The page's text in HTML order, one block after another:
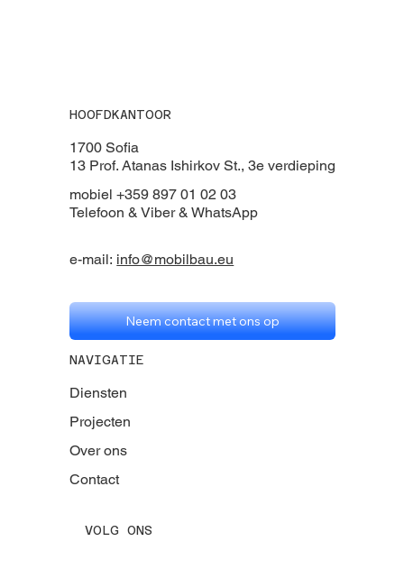
HOOFDKANTOOR
1700 Sofia
13 Prof. Atanas Ishirkov St., 3e verdieping
mobiel +359 897 01 02 03
Telefoon & Viber & WhatsApp
e-mail: info@mobilbau.eu
Neem contact met ons op
NAVIGATIE
Diensten
Projecten
Over ons
Contact
VOLG ONS